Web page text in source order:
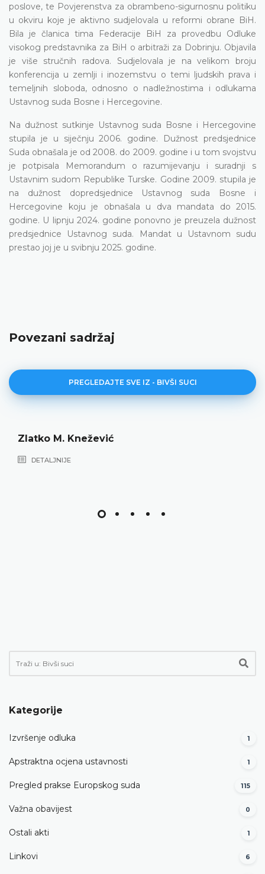
poslove, te Povjerenstva za obrambeno-sigurnosnu politiku
u okviru koje je aktivno sudjelovala u reformi obrane BiH.
Bila je članica tima Federacije BiH za provedbu Odluke
visokog predstavnika za BiH o arbitraži za Dobrinju. Objavila
je više stručnih radova. Sudjelovala je na velikom broju
konferencija u zemlji i inozemstvu o temi ljudskih prava i
temeljnih sloboda, odnosno o nadležnostima i odlukama
Ustavnog suda Bosne i Hercegovine.
Na dužnost sutkinje Ustavnog suda Bosne i Hercegovine
stupila je u siječnju 2006. godine. Dužnost predsjednice
Suda obnašala je od 2008. do 2009. godine i u tom svojstvu
je potpisala Memorandum o razumijevanju i suradnji s
Ustavnim sudom Republike Turske. Godine 2009. stupila je
na dužnost dopredsjednice Ustavnog suda Bosne i
Hercegovine koju je obnašala u dva mandata do 2015.
godine. U lipnju 2024. godine ponovno je preuzela dužnost
predsjednice Ustavnog suda. Mandat u Ustavnom sudu
prestao joj je u svibnju 2025. godine.
Povezani sadržaj
PREGLEDAJTE SVE IZ - BIVŠI SUCI
Zlatko M. Knežević
DETALJNIJE
Kategorije
Izvršenje odluka 1
Apstraktna ocjena ustavnosti 1
Pregled prakse Europskog suda 115
Važna obavijest 0
Ostali akti 1
Linkovi 6